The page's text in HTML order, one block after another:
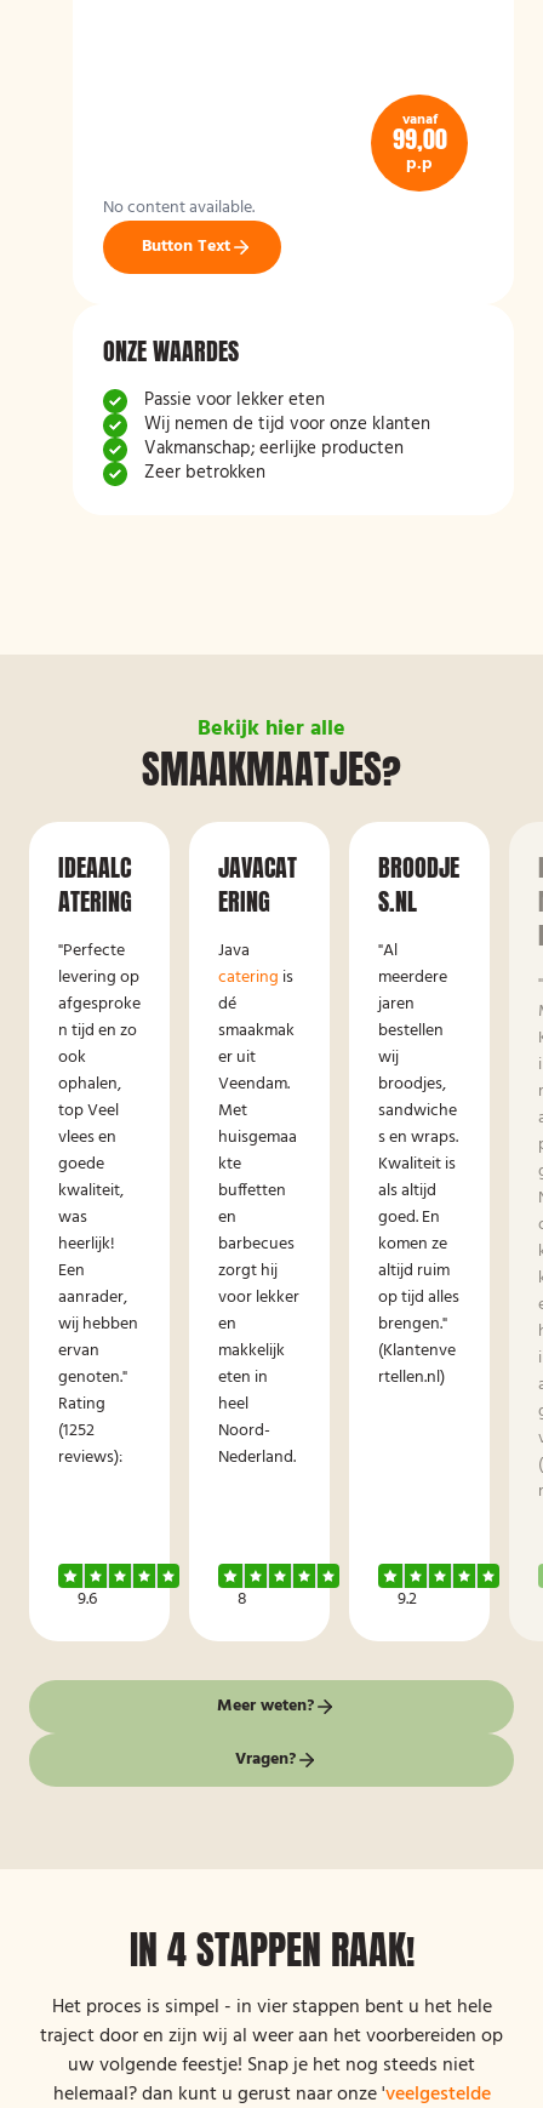
vanaf
99,00
p.p
No content available.
Button Text
ONZE WAARDES
Passie voor lekker eten
Wij nemen de tijd voor onze klanten
Vakmanschap; eerlijke producten
Zeer betrokken
Bekijk hier alle
SMAAKMAATJES?
IDEAALC
ATERING
"Perfecte
levering op
afgesproke
n tijd en zo
ook
ophalen,
top Veel
vlees en
goede
kwaliteit,
was
heerlijk!
Een
aanrader,
wij hebben
ervan
genoten."
Rating
(1252
reviews):
9.6
JAVACAT
ERING
Java
catering is
dé
smaakmak
er uit
Veendam.
Met
huisgemaa
kte
buffetten
en
barbecues
zorgt hij
voor lekker
en
makkelijk
eten in
heel
Noord-
Nederland.
8
BROODJE
S.NL
"Al
meerdere
jaren
bestellen
wij
broodjes,
sandwiche
s en wraps.
Kwaliteit is
als altijd
goed. En
komen ze
altijd ruim
op tijd alles
brengen."
(Klantenve
rtellen.nl)
9.2
Meer weten?
Vragen?
IN 4 STAPPEN RAAK!
Het proces is simpel - in vier stappen bent u het hele
traject door en zijn wij al weer aan het voorbereiden op
uw volgende feestje! Snap je het nog steeds niet
helemaal? dan kunt u gerust naar onze 'veelgestelde